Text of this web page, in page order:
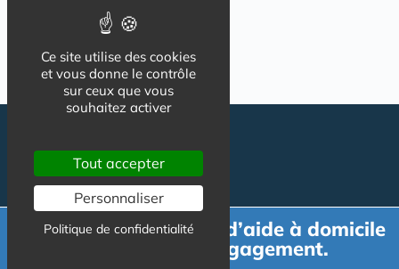
CGU
Demande de devis d’aide à domicile
gratuit et sans engagement.
Ce site utilise des cookies
et vous donne le contrôle
sur ceux que vous
souhaitez activer
Tout accepter
Personnaliser
Politique de confidentialité